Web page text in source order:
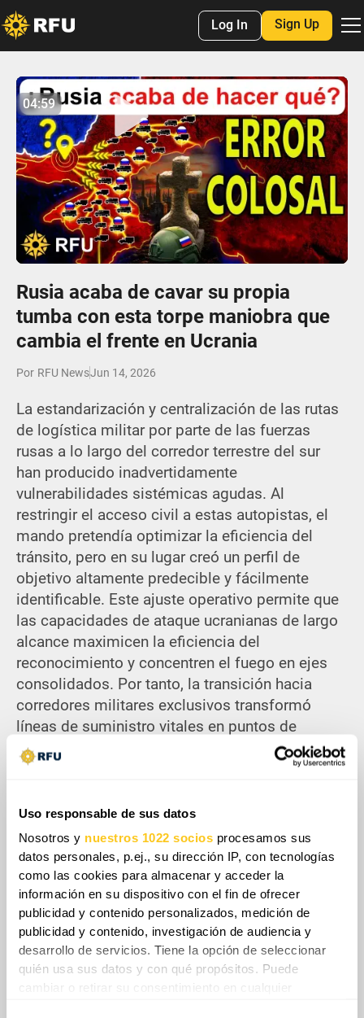
Uso responsable de sus datos
Nosotros y nuestros 1022 socios procesamos sus
datos personales, p.ej., su dirección IP, con tecnologías
como las cookies para almacenar y acceder la
información en su dispositivo con el fin de ofrecer
publicidad y contenido personalizados, medición de
publicidad y contenido, investigación de audiencia y
desarrollo de servicios. Tiene la opción de seleccionar
quién usa sus datos y con qué propósitos. Puede
cambiar o retirar su consentimiento en cualquier
Log In Sign Up
Play
04:58
Mute Settings
Enter
No items found.
04:59
Rusia acaba de cavar su propia
tumba con esta torpe maniobra que
cambia el frente en Ucrania
Por RFU NewsJun 14, 2026
La estandarización y centralización de las rutas
de logística militar por parte de las fuerzas
rusas a lo largo del corredor terrestre del sur
han producido inadvertidamente
vulnerabilidades sistémicas agudas. Al
restringir el acceso civil a estas autopistas, el
mando pretendía optimizar la eficiencia del
tránsito, pero en su lugar creó un perfil de
objetivo altamente predecible y fácilmente
identificable. Este ajuste operativo permite que
las capacidades de ataque ucranianas de largo
alcance maximicen la eficiencia del
reconocimiento y concentren el fuego en ejes
consolidados. Por tanto, la transición hacia
corredores militares exclusivos transformó
líneas de suministro vitales en puntos de
estrangulamiento. La interrupción resultante
agrava la fricción operativa, aumentando el
escoltas. Finalmente, esta exposición impone
un dilema estratégico crítico entre aceptar
pérdidas materiales insostenibles o degradar el
ritmo operativo en el frente sur.
Share